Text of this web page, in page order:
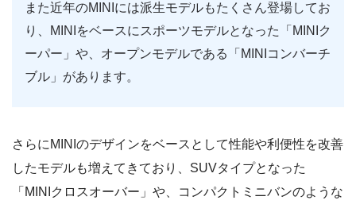
また近年のMINIには派生モデルもたくさん登場してお
り、MINIをベースにスポーツモデルとなった「MINIク
ーパー」や、オープンモデルである「MINIコンバーチ
ブル」があります。
さらにMINIのデザインをベースとして性能や利便性を改善
したモデルも増えてきており、SUVタイプとなった
「MINIクロスオーバー」や、コンパクトミニバンのような